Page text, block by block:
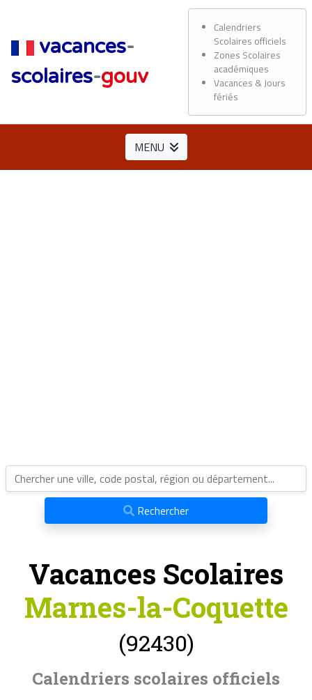
vacances-
scolaires-gouv
Calendriers
Scolaires officiels
Zones Scolaires
académiques
Vacances & Jours
fériés
MENU
Rechercher
Vacances Scolaires
Marnes-la-Coquette
(92430)
Calendriers scolaires officiels